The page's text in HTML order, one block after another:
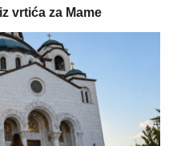
vrtića za Mame